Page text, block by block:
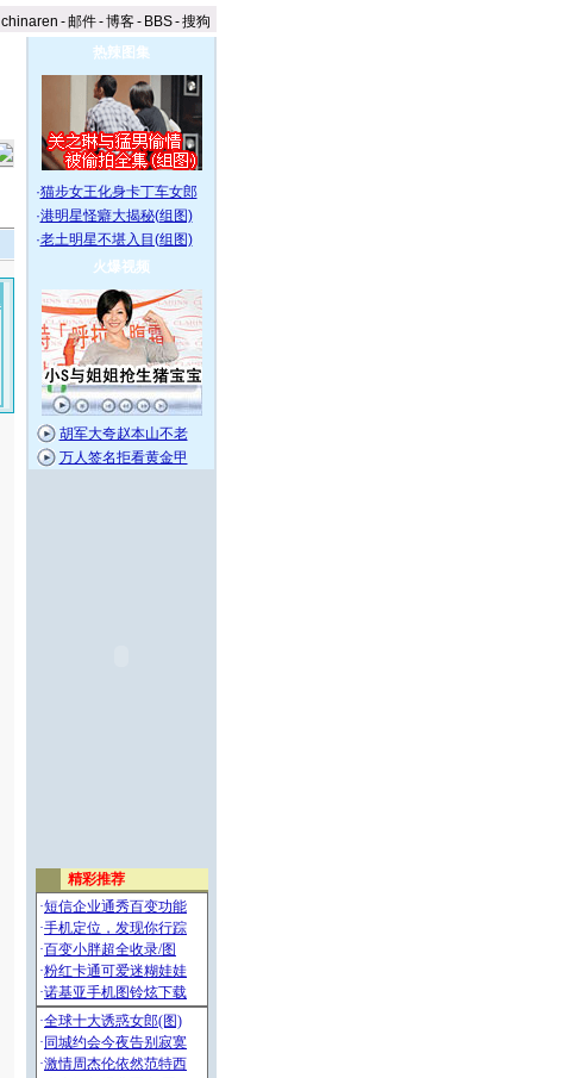
chinaren -邮件-博客- BBS-搜狗
热辣图集
·猫步女王化身卡丁车女郎
·港明星怪癖大揭秘(组图)
·老土明星不堪入目(组图)
火爆视频
胡军大夸赵本山不老
万人签名拒看黄金甲